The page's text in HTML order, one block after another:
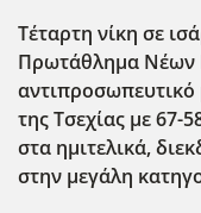
Τέταρτη νίκη σε
Πρωτάθλημα Νέων
της Τσεχίας με 67-
στα ημιτελικά,
στην μεγάλη